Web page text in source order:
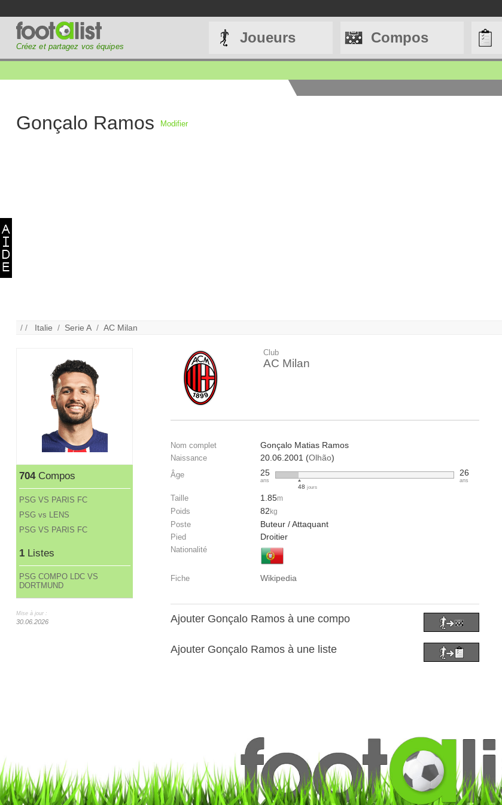
Créez et partagez vos équipes
Joueurs Compos
Gonçalo Ramos Modifier
/ / Italie / Serie A /AC Milan
704Compos
PSG VS PARIS FC
PSG vs LENS
PSG VS PARIS FC
1Listes
PSG COMPO LDC VS
DORTMUND
Mise à jour :
30.06.2026
Club
AC Milan
Nom complet Gonçalo Matias Ramos
Naissance 20.06.2001 (Olhão)
Âge 25
ans
48jours
26
ans
Taille 1.85m
Poids 82 kg
Poste Buteur / Attaquant
Pied Droitier
Nationalité
Fiche Wikipedia
Ajouter Gonçalo Ramos à une compo
Ajouter Gonçalo Ramos à une liste